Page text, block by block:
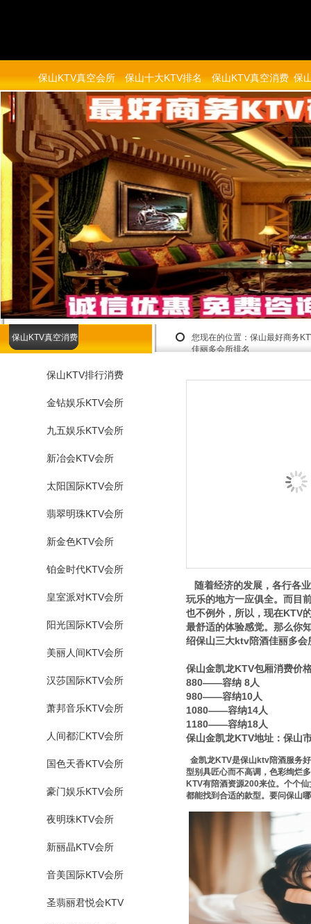
保山KTV真空会所 保山十大KTV排名 保山KTV真空消费 保
您现在的位置： 保山最好商务
佳丽多会所排名
保山KTV真空消费
保山KTV排行消费
金钻娱乐KTV会所
九五娱乐KTV会所
新冶会KTV会所
太阳国际KTV会所
翡翠明珠KTV会所
新金色KTV会所
铂金时代KTV会所
皇室派对KTV会所
阳光国际KTV会所
美丽人间KTV会所
汉莎国际KTV会所
萧邦音乐KTV会所
人间都汇KTV会所
国色天香KTV会所
豪门娱乐KTV会所
夜明珠KTV会所
新丽晶KTV会所
音美国际KTV会所
圣翡丽君悦会KTV
随着经济的发展，各行各
玩乐的地方一应俱全。而目
也不例外，所以，现在KTV
最舒适的体验感觉。那么你
绍保山三大ktv陪酒佳丽多会
保山金凯龙KTV包厢消费价
880——容纳 8人
980——容纳10人
1080——容纳14人
1180——容纳18人
保山金凯龙KTV地址：保
金凯龙KTV是保山ktv陪酒服务
型别具匠心而不高调，色彩绚烂
KTV有陪酒资源200来位。个个
都能找到合适的款型。要问保山